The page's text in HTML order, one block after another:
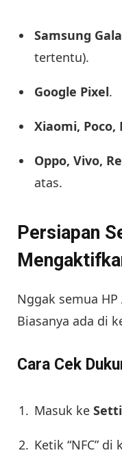
Samsung
tertentu).
Google Pixel.
Xiaomi,
Oppo, Vivo,
atas.
Persiapan
Nggak semua
Biasanya ada di
Cara Cek
Masuk ke
Ketik “NFC”